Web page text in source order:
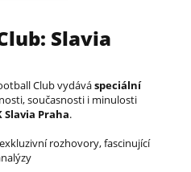
Slavia
Club vydáváspeciální
současnosti i minulosti
Slavia Praha.
rozhovory, fascinující